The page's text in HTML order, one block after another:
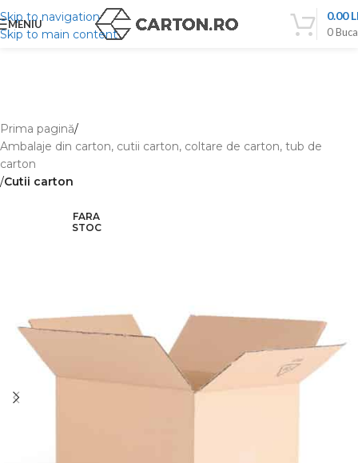
Skip to navigation
Skip to main content
MENIU
0
0.00
Prima pagină
Ambalaje din carton, cutii carton, coltare de carton, tub de
carton
Cutii carton
FARA
STOC